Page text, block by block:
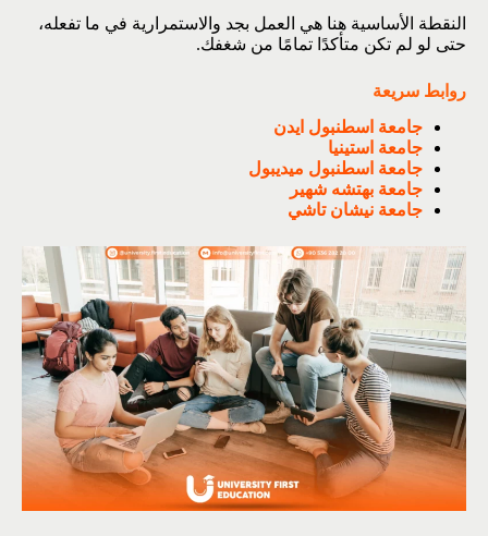
النقطة الأساسية هنا هي العمل بجد والاستمرارية في ما تفعله،
حتى لو لم تكن متأكدًا تمامًا من شغفك.
روابط سريعة
جامعة اسطنبول ايدن
جامعة استينيا
جامعة اسطنبول ميديبول
جامعة بهتشه شهير
جامعة نيشان تاشي